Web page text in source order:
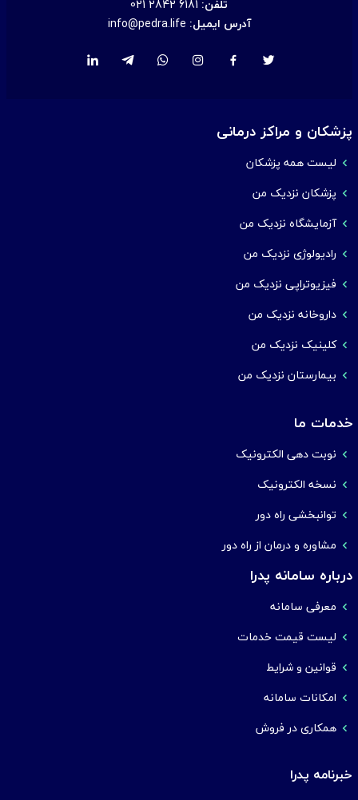
تلفن: 021 2842 6181
آدرس ایمیل: info@pedra.life
پزشکان و مراکز درمانی
لیست همه پزشکان
پزشکان نزدیک من
آزمایشگاه نزدیک من
رادیولوژی نزدیک من
فیزیوتراپی نزدیک من
داروخانه نزدیک من
کلینیک نزدیک من
بیمارستان نزدیک من
خدمات ما
نوبت دهی الکترونیک
نسخه الکترونیک
توانبخشی راه دور
مشاوره و درمان از راه دور
درباره سامانه پدرا
معرفی سامانه
لیست قیمت خدمات
قوانین و شرایط
امکانات سامانه
همکاری در فروش
خبرنامه پدرا